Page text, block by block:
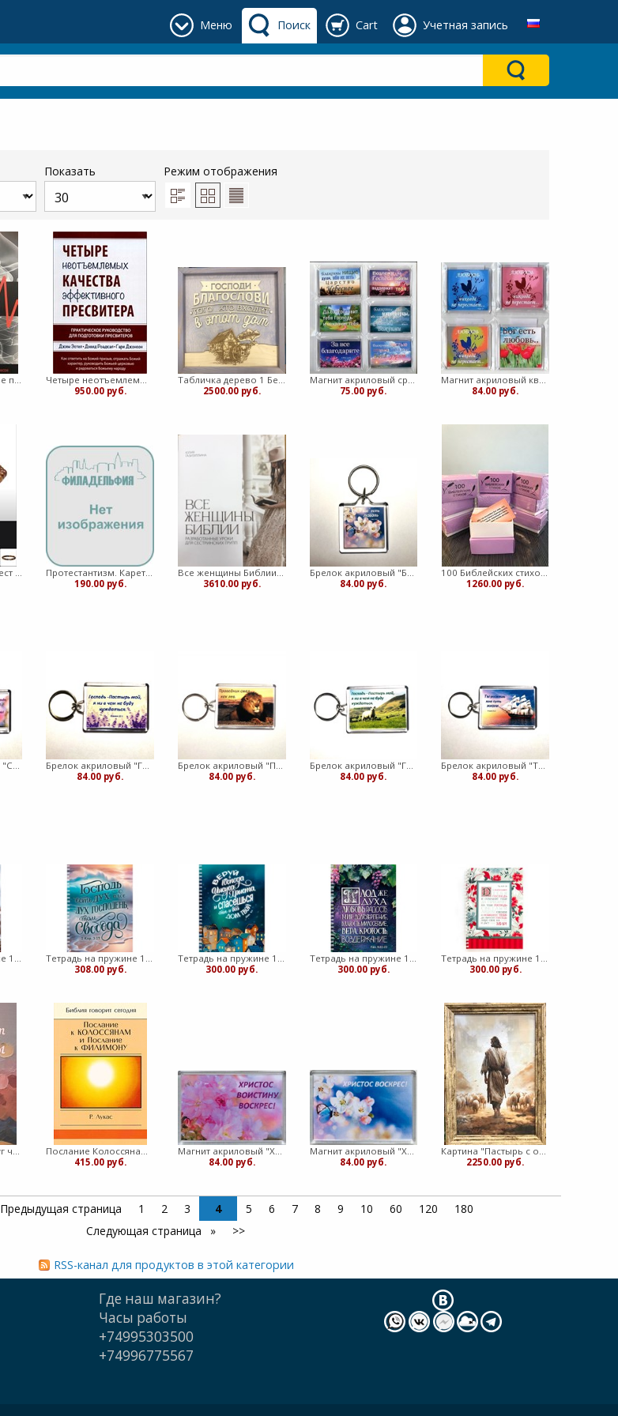
Меню Поиск Cart Учетная запись
Показать Режим отображения
Духовное здоровье пресвитера (Мягкий)
Четыре неотъемлемых качества эффективного пресвитера (Мягкий)
950.00 руб.
Табличка дерево 1 Беларусь
2500.00 руб.
Магнит акриловый средний 55х80 (ТС)
75.00 руб.
Магнит акриловый квадратный (ТС)
84.00 руб.
Браслет дерево крест (ЛН)
Протестантизм. Каретникова
190.00 руб.
Все женщины Библии (Мягкий)
3610.00 руб.
Брелок акриловый "Бог есть любовь" яблоневый цвет, квадратный (ТС)
84.00 руб.
100 Библейских стихов. Карточки
1260.00 руб.
Брелок акриловый "Славьте Господа ибо Он благ" (ТС)
Брелок акриловый "Господь - Пастырь мой" лаванда (ТС)
84.00 руб.
Брелок акриловый "Праведник смел как лев" (ТС)
84.00 руб.
Брелок акриловый "Господь - Пастырь мой" овечка (ТС)
84.00 руб.
Брелок акриловый "Ты укажешь мне путь жизнь" корабль (ТС)
84.00 руб.
Тетрадь на пружине 14,8х20 "Всегда радуйтесь"
Тетрадь на пружине 14,8х20 "Господь есть Дух"
308.00 руб.
Тетрадь на пружине 14,8х20 "Веруй в Господа"
300.00 руб.
Тетрадь на пружине 14,8х20 "Плод ДУХА"
300.00 руб.
Тетрадь на пружине 14,8х20 "Да благословит"
300.00 руб.
И проступают вдруг черты Отца. Беседы о духовном Богословии (Мягкий)
Послание Колоссянам и Филимону. Серия "Библия говорит сегодня" (Мягкий)
415.00 руб.
Магнит акриловый "Христос Воскрес" цветы розовый (ТС)
84.00 руб.
Магнит акриловый "Христос Воскрес" яблоня голубой (ТС)
84.00 руб.
Картина "Пастырь с овцами" печать на холсте 20-30 (ТС)
2250.00 руб.
Предыдущая страница 1 2 3 4 5 6 7 8 9 10 60 120
180
Следующая страница
>>
RSS-канал для продуктов в этой категории
Где наш магазин?
Часы работы
+74995303500
+74996775567